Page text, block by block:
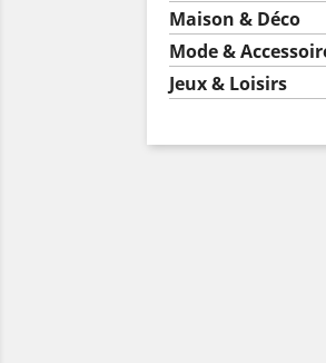
Maison & Déco
Mode &
Jeux & Loisirs